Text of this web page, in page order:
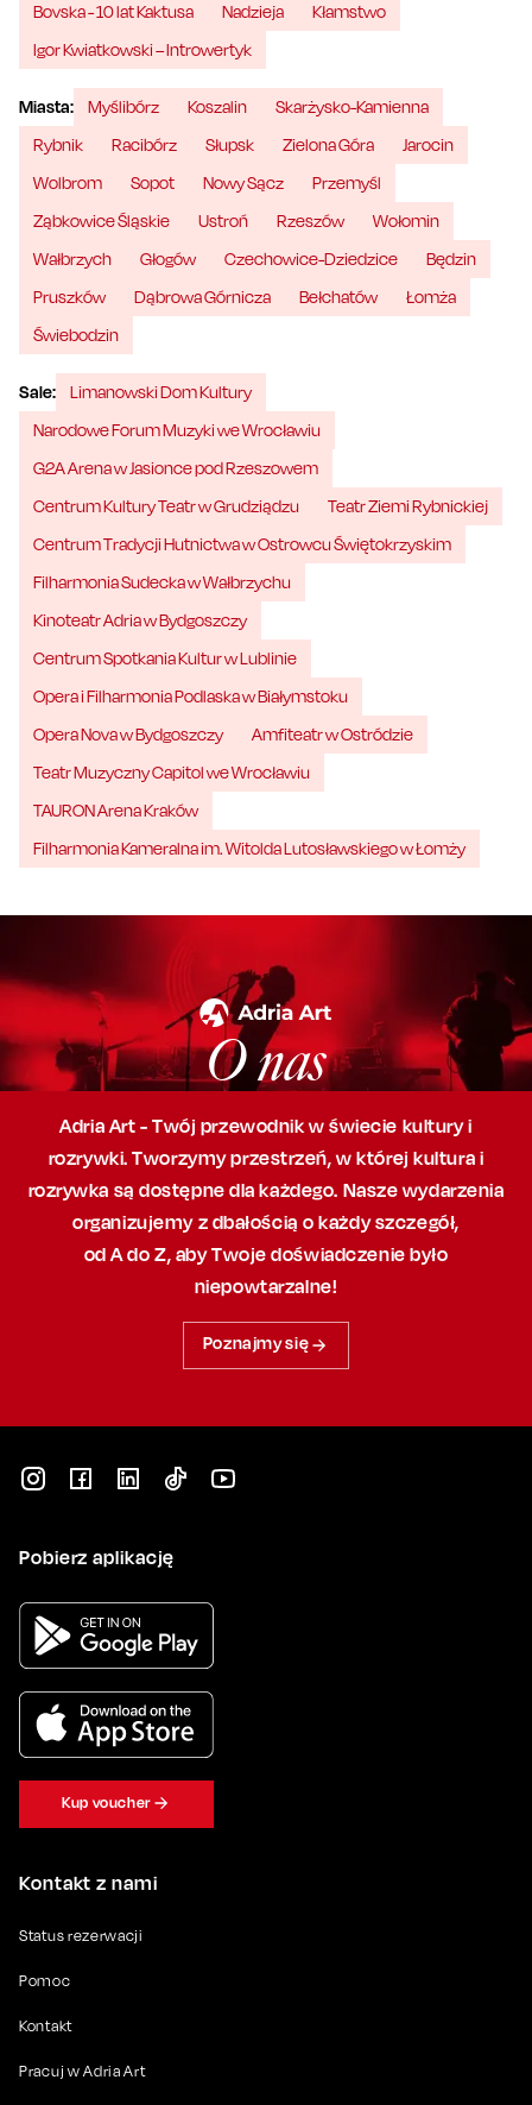
Bovska - 10 lat Kaktusa Nadzieja
Kłamstwo
Igor Kwiatkowski – Introwertyk
Miasta: Myślibórz Koszalin
Skarżysko-Kamienna
Rybnik
Racibórz Słupsk Zielona Góra
Jarocin
Wolbrom
Sopot Nowy Sącz
Przemyśl
Ząbkowice Śląskie
Ustroń Rzeszów
Wołomin
Wałbrzych
Głogów Czechowice-Dziedzice
Będzin
Pruszków
Dąbrowa Górnicza Bełchatów
Łomża
Świebodzin
Sale:
Limanowski Dom Kultury
Narodowe Forum Muzyki we Wrocławiu
G2A Arena w Jasionce pod Rzeszowem
Centrum Kultury Teatr w Grudziądzu
Teatr Ziemi Rybnickiej
Centrum Tradycji Hutnictwa w Ostrowcu Świętokrzyskim
Filharmonia Sudecka w Wałbrzychu
Kinoteatr Adria w Bydgoszczy
Centrum Spotkania Kultur w Lublinie
Opera i Filharmonia Podlaska w Białymstoku
Opera Nova w Bydgoszczy
Amfiteatr w Ostródzie
Teatr Muzyczny Capitol we Wrocławiu
TAURON Arena Kraków
Filharmonia Kameralna im. Witolda Lutosławskiego w Łomży
O nas
Adria Art - Twój przewodnik w świecie kultury i
rozrywki. Tworzymy przestrzeń,w której kultura i
rozrywka są dostępne dla każdego. Nasze wydarzenia
organizujemy z dbałością o każdy szczegół,
od A do Z, abyTwoje doświadczenie było
niepowtarzalne!
Poznajmy się
Kontakt z nami
Status rezerwacji
Pomoc
Kontakt
Pracuj w Adria Art
Pobierz aplikację
Kup voucher